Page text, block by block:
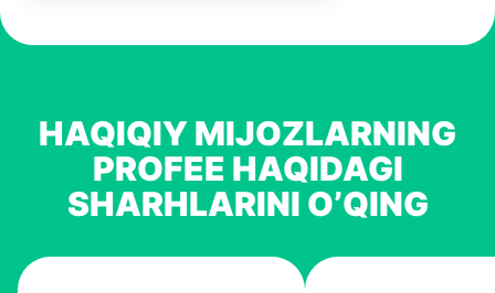
HAQIQIY MIJOZLARNING
PROFEE HAQIDAGI
SHARHLARINI O’QING